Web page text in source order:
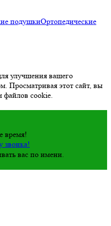
Ортопедические
улучшения вашего
Просматривая этот сайт, вы
файлов cookie.
время!
звонка!
вас по имени.